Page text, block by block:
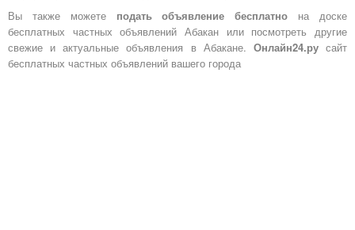
Вы также можете подать объявление бесплатно на доске
бесплатных частных объявлений Абакан или посмотреть другие
свежие и актуальные объявления в Абакане. Онлайн24.русайт
бесплатных частных объявлений вашего города